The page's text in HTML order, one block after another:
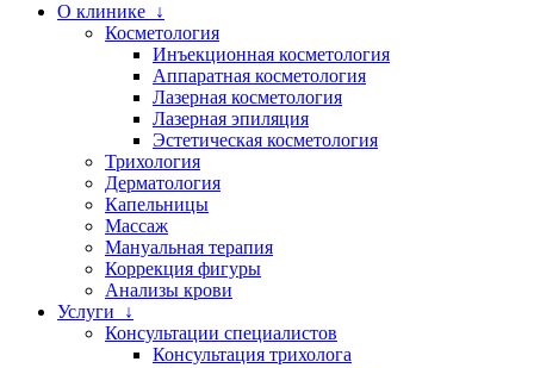
О клинике ↓
Косметология
Инъекционная косметология
Аппаратная косметология
Лазерная косметология
Лазерная эпиляция
Эстетическая косметология
Трихология
Дерматология
Капельницы
Массаж
Мануальная терапия
Коррекция фигуры
Анализы крови
Услуги ↓
Консультации специалистов
Консультация трихолога